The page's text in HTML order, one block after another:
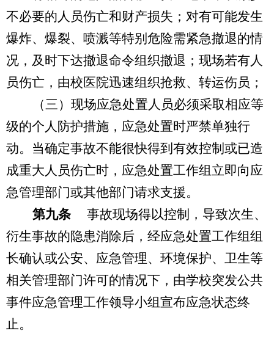
不必要的人员伤亡和财产损失； 对有可能发生
爆炸、爆裂、喷溅等特别危险需紧急撤退的情
况，及时下达撤退命令组织撤退； 现场若有人
员伤亡， 由校医院迅速组织抢救、转运伤员；
（三）现场应急处置人员必须采取相应等
级的个人防护措施，应急处置时严禁单独行
动。当确定事故不能很快得到有效控制或已造
成重大人员伤亡时，应急处置工作组立即向应
急管理部门或其他部门请求支援。
第九条事故现场得以控制，导致次生、
衍生事故的隐患消除后，经应急处置工作组组
长确认或公安、应急管理、环境保护、卫生等
相关管理部门许可的情况下，由学校突发公共
事件应急管理工作领导小组宣布应急状态终
止。